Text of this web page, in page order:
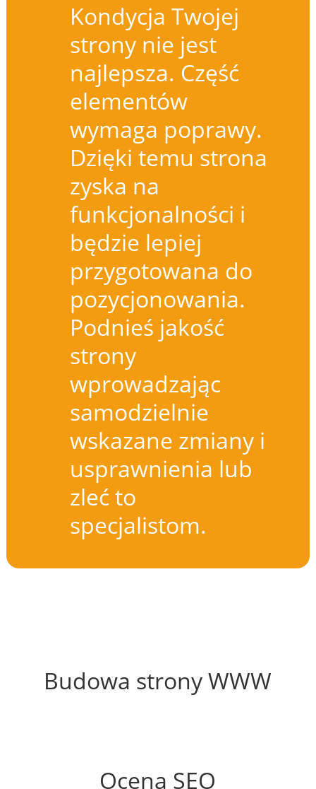
Kondycja Twojej
strony nie jest
najlepsza. Część
elementów
wymaga poprawy.
Dzięki temu strona
zyska na
funkcjonalności i
będzie lepiej
przygotowana do
pozycjonowania.
Podnieś jakość
strony
wprowadzając
samodzielnie
wskazane zmiany i
usprawnienia lub
zleć to
specjalistom.
Budowa strony WWW
Ocena SEO